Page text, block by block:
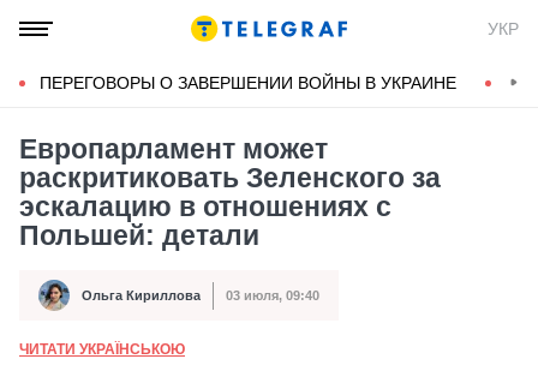
УКР
ПЕРЕГОВОРЫ О ЗАВЕРШЕНИИ ВОЙНЫ В УКРАИНЕ
Европарламент может
раскритиковать Зеленского за
эскалацию в отношениях с
Польшей: детали
Автор Ольга Кириллова
Дата публикации 03 июля, 09:40
ЧИТАТИ УКРАЇНСЬКОЮ